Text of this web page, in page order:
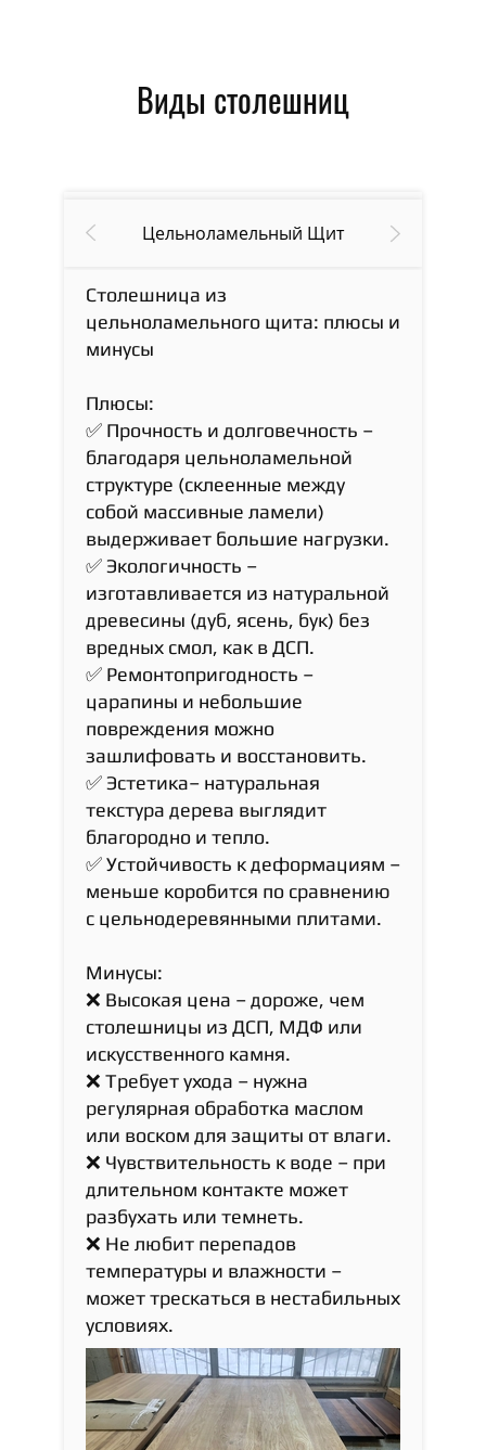
Виды столешниц
Цельноламельный Щит
Столешница из
цельноламельного щита: плюсы и
минусы
Плюсы:
✅ Прочность и долговечность –
благодаря цельноламельной
структуре (склеенные между
собой массивные ламели)
выдерживает большие нагрузки.
✅ Экологичность –
изготавливается из натуральной
древесины (дуб, ясень, бук) без
вредных смол, как в ДСП.
✅ Ремонтопригодность –
царапины и небольшие
повреждения можно
зашлифовать и восстановить.
✅ Эстетика– натуральная
текстура дерева выглядит
благородно и тепло.
✅ Устойчивость к деформациям –
меньше коробится по сравнению
с цельнодеревянными плитами.
Минусы:
❌ Высокая цена – дороже, чем
столешницы из ДСП, МДФ или
искусственного камня.
❌ Требует ухода – нужна
регулярная обработка маслом
или воском для защиты от влаги.
❌ Чувствительность к воде – при
длительном контакте может
разбухать или темнеть.
❌ Не любит перепадов
температуры и влажности –
может трескаться в нестабильных
условиях.